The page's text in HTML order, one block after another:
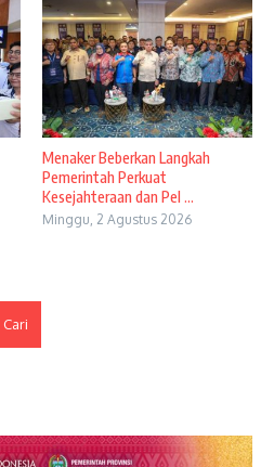
Menaker Beberkan Langkah
Pemerintah Perkuat
Kesejahteraan dan Pel ...
Minggu, 2 Agustus 2026
Cari